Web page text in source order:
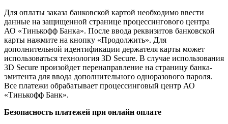
Для оплаты заказа банковской картой необходимо ввести
данные на защищенной странице процессингового центра
АО «Тинькофф Банка». После ввода реквизитов банковской
карты нажмите на кнопку «Продолжить». Для
дополнительной идентификации держателя карты может
использоваться технология 3D Secure. В случае использования
3D Secure произойдет перенаправление на страницу банка-
эмитента для ввода дополнительного одноразового пароля.
Все платежи обрабатывает процессинговый центр АО
«Тинькофф Банк».
Безопасность платежей при онлайн оплате